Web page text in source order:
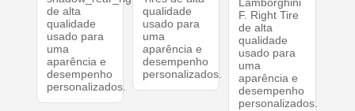
de alta
qualidade
usado para
uma
aparência e
desempenho
personalizados.
qualidade
usado para
uma
aparência e
desempenho
personalizados.
Lamborghini
F. Right Tire
de alta
qualidade
usado para
uma
aparência e
desempenho
personalizados.